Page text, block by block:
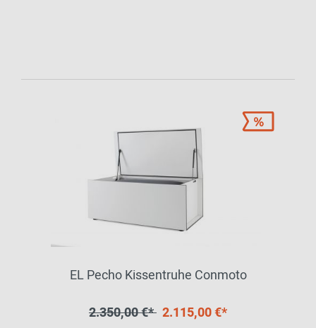
EL Pecho Kissentruhe Conmoto
2.350,00 €* 2.115,00 €*